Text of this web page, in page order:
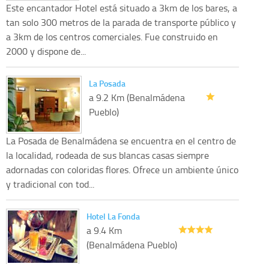
Este encantador Hotel está situado a 3km de los bares, a
tan solo 300 metros de la parada de transporte público y
a 3km de los centros comerciales. Fue construido en
2000 y dispone de...
La Posada
a 9.2 Km (Benalmádena
Pueblo)
La Posada de Benalmádena se encuentra en el centro de
la localidad, rodeada de sus blancas casas siempre
adornadas con coloridas flores. Ofrece un ambiente único
y tradicional con tod...
Hotel La Fonda
a 9.4 Km
(Benalmádena Pueblo)